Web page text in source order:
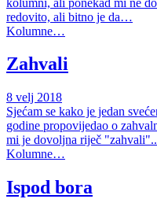
redovito, ali bitno je da…
Kolumne…
Zahvali
8 velj 2018
Sjećam se kako je jedan
godine propovijedao o
mi je dovoljna riječ
Kolumne…
Ispod bora